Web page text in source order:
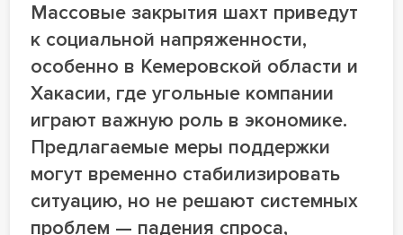
Массовые закрытия шахт приведут
к социальной напряженности,
особенно в Кемеровской области и
Хакасии, где угольные компании
играют важную роль в экономике.
Предлагаемые меры поддержки
могут временно стабилизировать
ситуацию, но не решают системных
проблем — падения спроса,